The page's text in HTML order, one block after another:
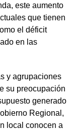
este aumento
que tienen
el déficit
en las
y agrupaciones
su preocupación
generado
Regional,
local conocen a